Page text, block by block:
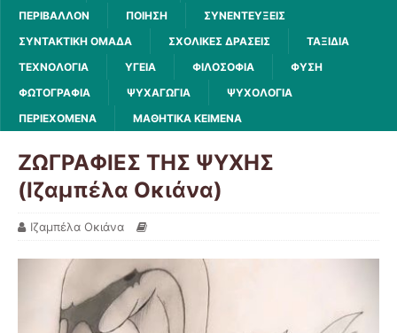
ΠΕΡΙΒΑΛΛΟΝ
ΠΟΙΗΣΗ
ΣΥΝΕΝΤΕΥΞΕΙΣ
ΣΥΝΤΑΚΤΙΚΗ ΟΜΑΔΑ
ΣΧΟΛΙΚΕΣ ΔΡΑΣΕΙΣ
ΤΑΞΙΔΙΑ
ΤΕΧΝΟΛΟΓΙΑ
ΥΓΕΙΑ ΦΙΛΟΣΟΦΙΑ
ΦΥΣΗ
ΦΩΤΟΓΡΑΦΙΑ
ΨΥΧΑΓΩΓΙΑ
ΨΥΧΟΛΟΓΙΑ
ΠΕΡΙΕΧΟΜΕΝΑ
ΜΑΘΗΤΙΚΑ ΚΕΙΜΕΝΑ
ΖΩΓΡΑΦΙΕΣ ΤΗΣ ΨΥΧΗΣ
(Ιζαμπέλα Οκιάνα)
Iζαμπέλα Οκιάνα